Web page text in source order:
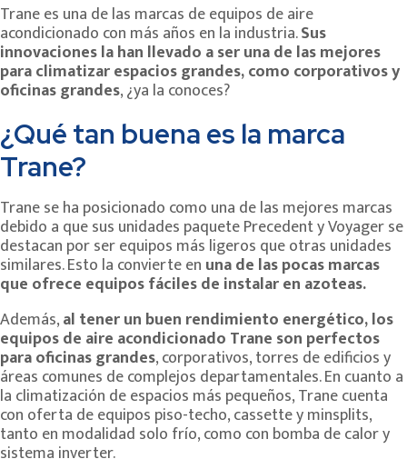
Trane es una de las marcas de equipos de aire
acondicionado con más años en la industria.Sus
innovaciones la han llevado a ser una de las mejores
para climatizar espacios grandes, como corporativos y
oficinas grandes, ¿ya la conoces?
¿Qué tan buena es la marca
Trane?
Trane se ha posicionado como una de las mejores marcas
debido a que sus unidades paquete Precedent y Voyager se
destacan por ser equipos más ligeros que otras unidades
similares. Esto la convierte en una de las pocas marcas
que ofrece equipos fáciles de instalar en azoteas.
Además,al tener un buen rendimiento energético, los
equipos de aire acondicionado Trane son perfectos
para oficinas grandes, corporativos, torres de edificios y
áreas comunes de complejos departamentales. En cuanto a
la climatización de espacios más pequeños, Trane cuenta
con oferta de equipos piso-techo, cassette y minsplits,
tanto en modalidad solo frío, como con bomba de calor y
sistema inverter.